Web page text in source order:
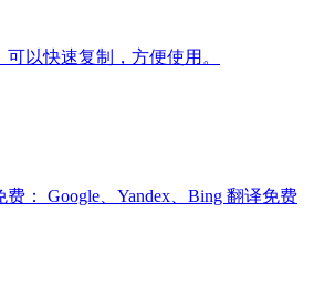
以快速复制，方便使用。
： Google、Yandex、Bing 翻译免费